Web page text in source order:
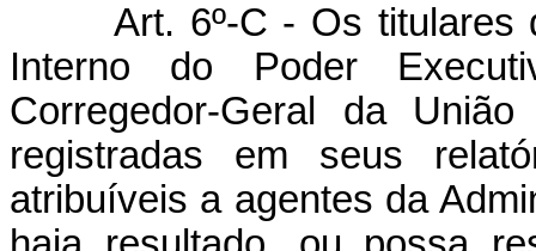
Art. 6º-C - Os titulares
Interno do Poder
Corregedor-Geral da
registradas em seus
atribuíveis a agentes da